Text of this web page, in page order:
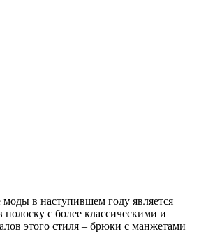
в наступившем году является
с более классическими и
этого стиля – брюки с манжетами